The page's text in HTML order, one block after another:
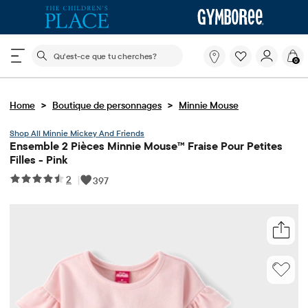
Le champ de recherche ci-dessous filtre les
Qu'est-
que
cherches?
0
Home > Boutique de personnages > Minnie Mouse
Minnie Mickey And Friends
Ensemble 2 Pièces Minnie Mouse™ Fraise Pour Petites
Filles - Pink
2 | 397